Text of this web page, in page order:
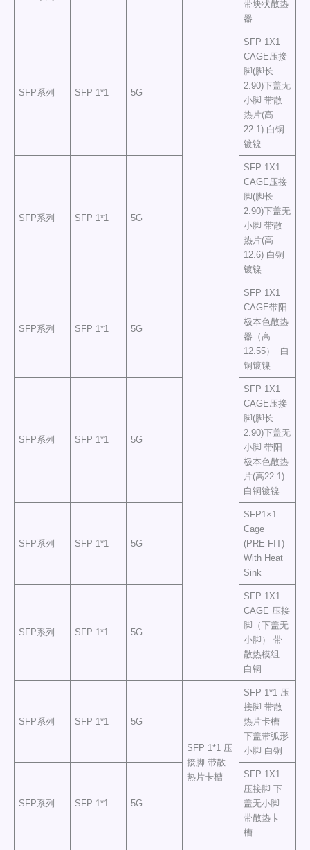
带块状散热
器
SFP系列 SFP 1*1 5G
SFP 1X1
CAGE压接
脚(脚长
2.90)下盖无
小脚 带散
热片(高
22.1) 白铜
镀镍
SFP系列 SFP 1*1 5G
SFP 1X1
CAGE压接
脚(脚长
2.90)下盖无
小脚 带散
热片(高
12.6) 白铜
镀镍
SFP系列 SFP 1*1 5G
SFP 1X1
CAGE带阳
极本色散热
器（高
12.55） 白
铜镀镍
SFP系列 SFP 1*1 5G
SFP 1X1
CAGE压接
脚(脚长
2.90)下盖无
小脚 带阳
极本色散热
片(高22.1)
白铜镀镍
SFP系列 SFP 1*1 5G
SFP1×1
Cage
(PRE-FIT)
With Heat
Sink
SFP系列 SFP 1*1 5G
SFP 1X1
CAGE 压接
脚（下盖无
小脚） 带
散热模组
白铜
SFP系列 SFP 1*1 5G
SFP 1*1 压
接脚 带散
热片卡槽
SFP 1*1 压
接脚 带散
热片卡槽
下盖带弧形
小脚 白铜
SFP系列 SFP 1*1 5G
SFP 1X1
压接脚 下
盖无小脚
带散热卡
槽